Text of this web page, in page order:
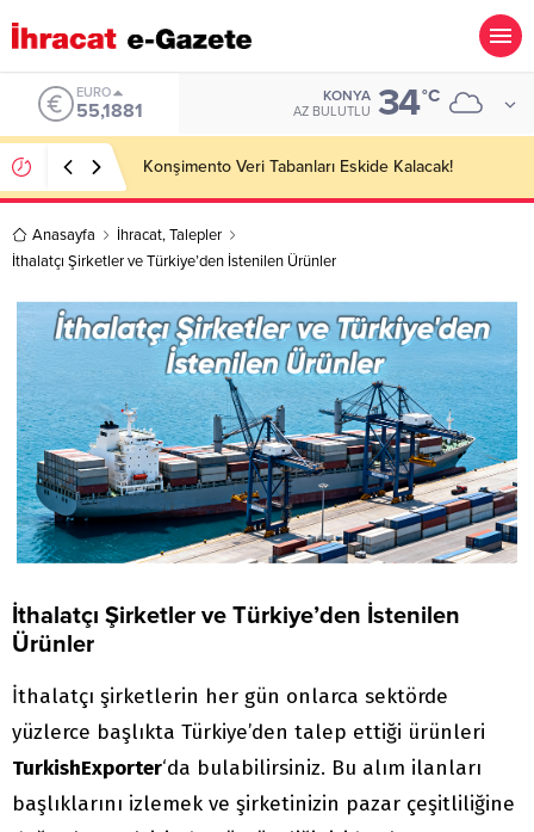
ALTIN
6.660,55
KONYA
AZ BULUTLU 34°C
Hotel Towel Importer Companies Lists
Anasayfa İhracat,Talepler
İthalatçı Şirketler ve Türkiye’den İstenilen Ürünler
İthalatçı Şirketler ve Türkiye’den İstenilen
Ürünler
İthalatçı şirketlerin her gün onlarca sektörde
yüzlerce başlıkta Türkiye’den talep ettiği ürünleri
TurkishExporter‘da bulabilirsiniz. Bu alım ilanları
başlıklarını izlemek ve şirketinizin pazar çeşitliliğine